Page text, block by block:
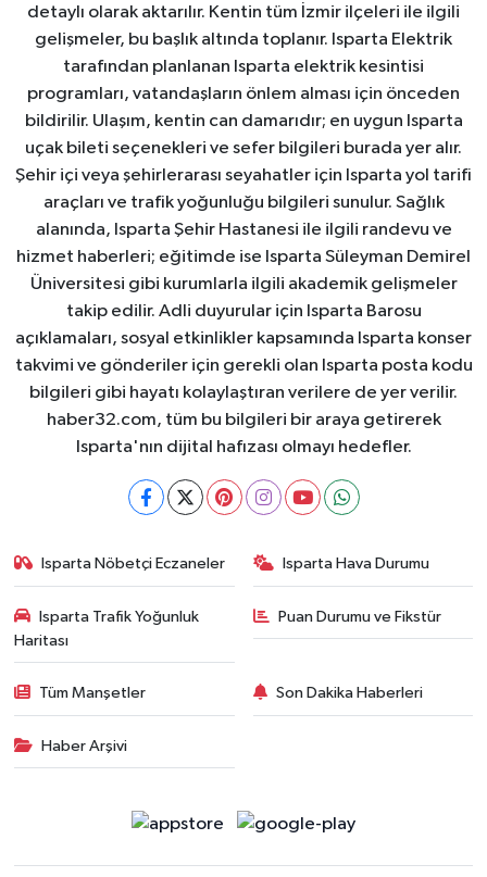
detaylı olarak aktarılır. Kentin tüm İzmir ilçeleri ile ilgili
gelişmeler, bu başlık altında toplanır. Isparta Elektrik
tarafından planlanan Isparta elektrik kesintisi
programları, vatandaşların önlem alması için önceden
bildirilir. Ulaşım, kentin can damarıdır; en uygun Isparta
uçak bileti seçenekleri ve sefer bilgileri burada yer alır.
Şehir içi veya şehirlerarası seyahatler için Isparta yol tarifi
araçları ve trafik yoğunluğu bilgileri sunulur. Sağlık
alanında, Isparta Şehir Hastanesi ile ilgili randevu ve
hizmet haberleri; eğitimde ise Isparta Süleyman Demirel
Üniversitesi gibi kurumlarla ilgili akademik gelişmeler
takip edilir. Adli duyurular için Isparta Barosu
açıklamaları, sosyal etkinlikler kapsamında Isparta konser
takvimi ve gönderiler için gerekli olan Isparta posta kodu
bilgileri gibi hayatı kolaylaştıran verilere de yer verilir.
haber32.com, tüm bu bilgileri bir araya getirerek
Isparta'nın dijital hafızası olmayı hedefler.
Isparta Nöbetçi Eczaneler Isparta Hava Durumu
Isparta Trafik Yoğunluk
Haritası
Puan Durumu ve Fikstür
Tüm Manşetler Son Dakika Haberleri
Haber Arşivi